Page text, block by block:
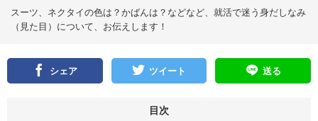
スーツ、ネクタイの色は？かばんは？などなど、就活で迷う身だしなみ
（見た目）について、お伝えします！
シェア ツイート 送る
目次